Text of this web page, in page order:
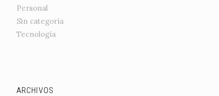
Personal
Sin categoría
Tecnología
ARCHIVOS